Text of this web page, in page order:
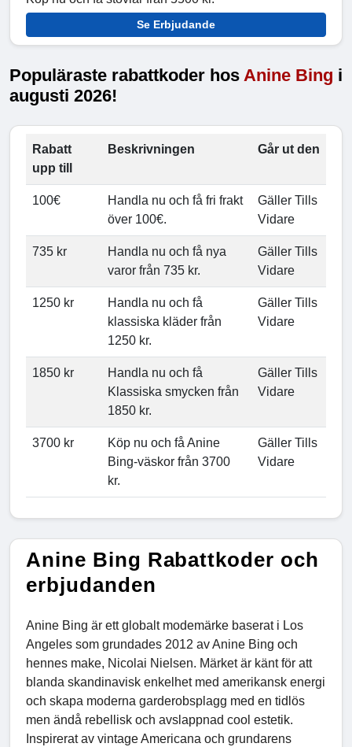
Se Erbjudande
Populäraste rabattkoder hos Anine Bing i
augusti 2026!
Rabatt
upp till
Beskrivningen Går ut den
100€
Handla nu och få fri frakt
över 100€.
Gäller Tills
Vidare
735 kr
Handla nu och få nya
varor från 735 kr.
Gäller Tills
Vidare
1250 kr
Handla nu och få
klassiska kläder från
1250 kr.
Gäller Tills
Vidare
1850 kr
Handla nu och få
Klassiska smycken från
1850 kr.
Gäller Tills
Vidare
3700 kr
Köp nu och få Anine
Bing-väskor från 3700
kr.
Gäller Tills
Vidare
Anine Bing Rabattkoder och
erbjudanden
Anine Bing är ett globalt modemärke baserat i Los
Angeles som grundades 2012 av Anine Bing och
hennes make, Nicolai Nielsen. Märket är känt för att
blanda skandinavisk enkelhet med amerikansk energi
och skapa moderna garderobsplagg med en tidlös
men ändå rebellisk och avslappnad cool estetik.
Inspirerat av vintage Americana och grundarens